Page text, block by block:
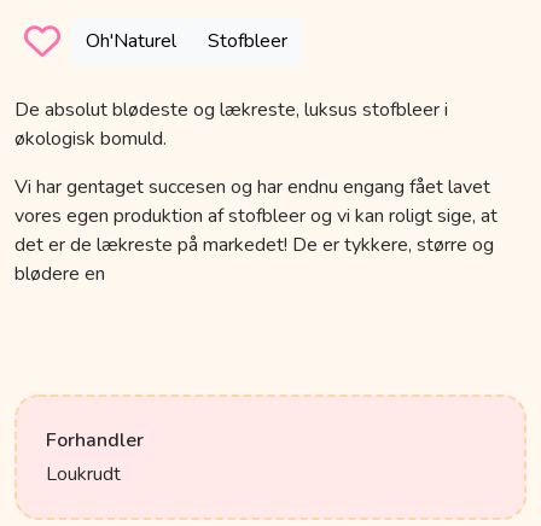
Oh'Naturel Stofbleer
De absolut blødeste og lækreste, luksus stofbleer i
økologisk bomuld.
Vi har gentaget succesen og har endnu engang fået lavet
vores egen produktion af stofbleer og vi kan roligt sige, at
det er de lækreste på markedet! De er tykkere, større og
blødere en
Forhandler
Loukrudt